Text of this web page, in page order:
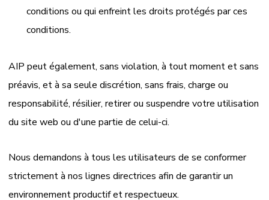
conditions ou qui enfreint les droits protégés par ces
conditions.
AIP peut également, sans violation, à tout moment et sans
préavis, et à sa seule discrétion, sans frais, charge ou
responsabilité, résilier, retirer ou suspendre votre utilisation
du site web ou d'une partie de celui-ci.
Nous demandons à tous les utilisateurs de se conformer
strictement à nos lignes directrices afin de garantir un
environnement productif et respectueux.